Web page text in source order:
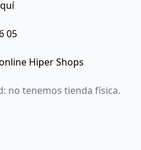
05
Hiper Shops
no tenemos tienda física.